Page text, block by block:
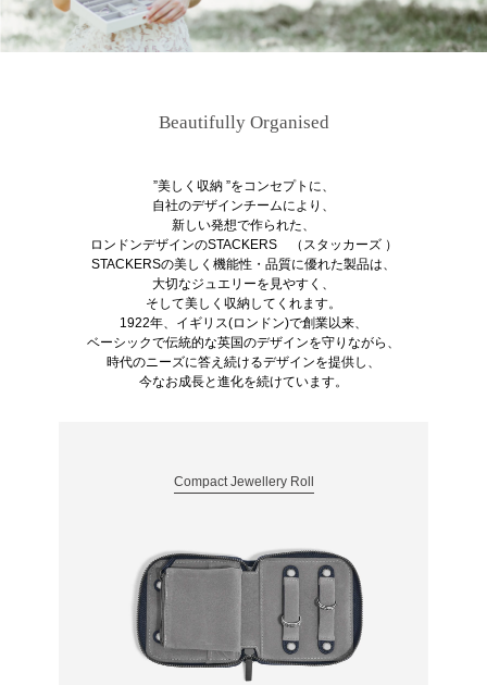
Beautifully Organised
”美しく収納 ”をコンセプトに、
自社のデザインチームにより、
新しい発想で作られた、
ロンドンデザインのSTACKERS （スタッカーズ ）
STACKERSの美しく機能性・品質に優れた製品は、
大切なジュエリーを見やすく、
そして美しく収納してくれます。
1922年、イギリス(ロンドン)で創業以来、
ベーシックで伝統的な英国のデザインを守りながら、
時代のニーズに答え続けるデザインを提供し、
今なお成長と進化を続けています。
Compact Jewellery Roll